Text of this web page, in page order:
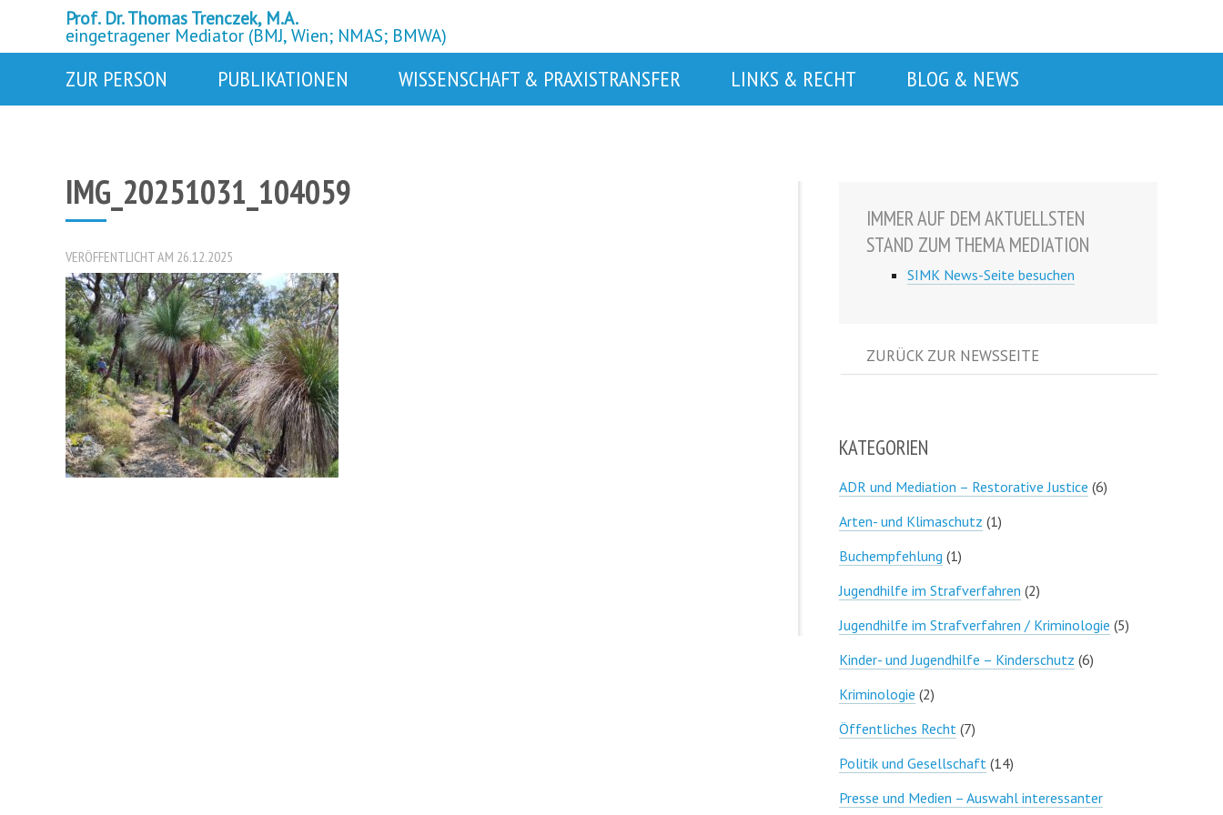
Prof. Dr. Thomas Trenczek, M.A.
eingetragener Mediator (BMJ, Wien; NMAS; BMWA)
ZUR PERSON PUBLIKATIONEN WISSENSCHAFT & PRAXISTRANSFER LINKS & RECHT BLOG & NEWS
IMG_20251031_104059
VERÖFFENTLICHT AM 26.12.2025
IMMER AUF DEM AKTUELLSTEN
STAND ZUM THEMA MEDIATION
SIMK News-Seite besuchen
ZURÜCK ZUR NEWSSEITE
KATEGORIEN
ADR und Mediation – Restorative Justice (6)
Arten- und Klimaschutz (1)
Buchempfehlung (1)
Jugendhilfe im Strafverfahren (2)
Jugendhilfe im Strafverfahren / Kriminologie (5)
Kinder- und Jugendhilfe – Kinderschutz (6)
Kriminologie (2)
Öffentliches Recht (7)
Politik und Gesellschaft (14)
Presse und Medien – Auswahl interessanter